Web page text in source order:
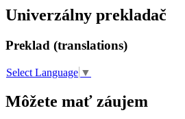
Univerzálny prekladač
Preklad (translations)
Select Language ▼
Môžete mať záujem